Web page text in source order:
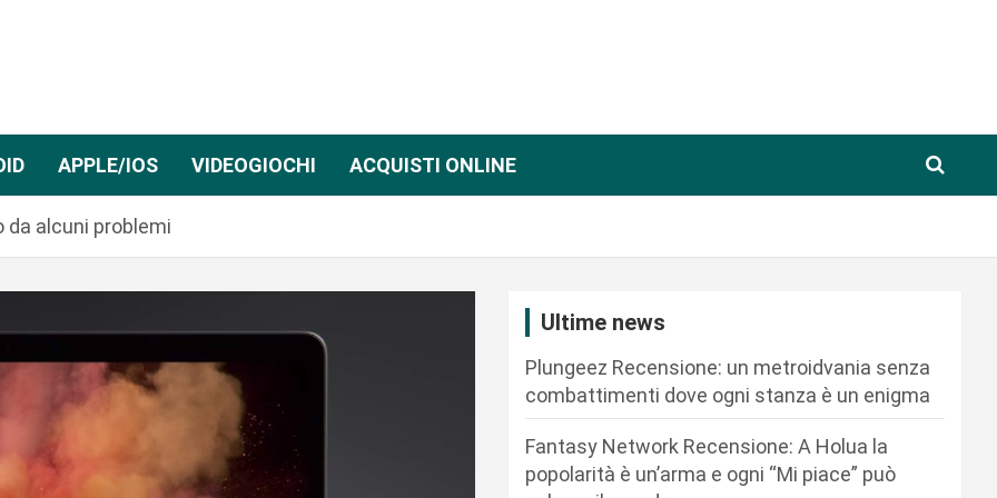
APPLE/IOS VIDEOGIOCHI ACQUISTI ONLINE
da alcuni problemi
Ultime news
Plungeez Recensione: un metroidvania senza
combattimenti dove ogni stanza è un enigma
Fantasy Network Recensione: A Holua la
popolarità è un’arma e ogni “Mi piace” può